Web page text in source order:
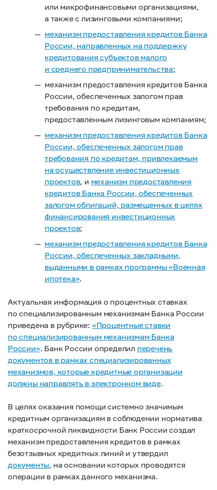
или микрофинансовыми организациями,
а также с лизинговыми компаниями;
механизм предоставления кредитов Банка
России, направленных на поддержку
кредитования субъектов малого
и среднего предпринимательства;
механизм предоставления кредитов Банка
России, обеспеченных залогом прав
требования по кредитам,
предоставленным лизинговым компаниям;
механизм предоставления кредитов Банка
России, обеспеченных залогом прав
требования по кредитам, привлекаемым
на осуществление инвестиционных
проектов, и механизм предоставления
кредитов Банка России, обеспеченных
залогом облигаций, размещенных в целях
финансирования инвестиционных
проектов;
механизм предоставления кредитов Банка
России, обеспеченных закладными,
выданными в рамках программы «Военная
ипотека».
Актуальная информация о процентных ставках
по специализированным механизмам Банка России
приведена в рубрике: «Процентные ставки
по специализированным механизмам Банка
России». Банк России определил перечень
документов в рамках специализированных
механизмов, которые кредитные организации
должны направлять в электронном виде.
В целях оказания помощи системно значимым
кредитным организациям в соблюдении норматива
краткосрочной ликвидности Банк России создал
механизм предоставления кредитов в рамках
безотзывных кредитных линий и утвердил
документы, на основании которых проводятся
операции в рамках данного механизма.